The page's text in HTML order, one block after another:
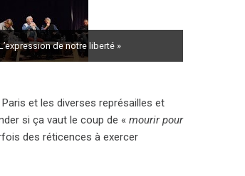
de notre liberté »
et les diverses représailles et
si ça vaut le coup de «mourir pour
des réticences à exercer